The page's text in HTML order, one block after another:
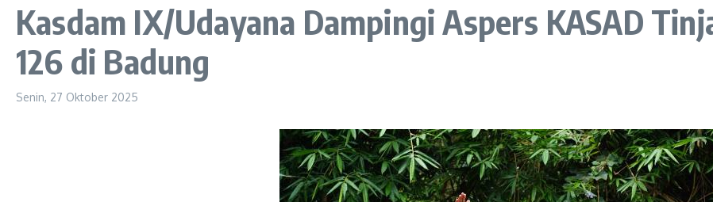
Kasdam IX/Udayana Dampingi Aspers KASAD
126 di Badung
Senin, 27 Oktober 2025